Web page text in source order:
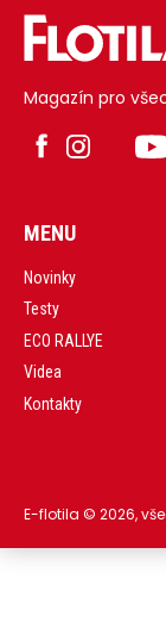
Magazín pro
MENU
Novinky
Testy
ECO RALLYE
Videa
Kontakty
E-flotila © 2026,